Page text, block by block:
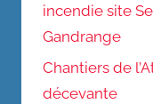
incendie site
Gandrange
Chantiers de
décevante